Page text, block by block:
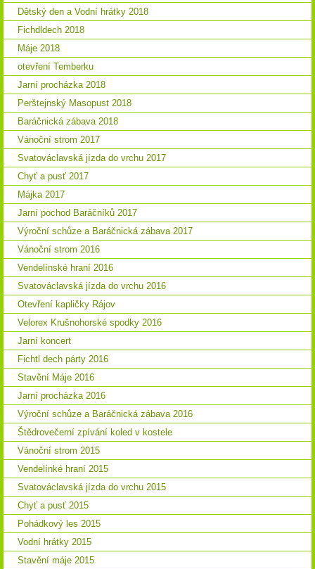
Dětský den a Vodní hrátky 2018
Fichdldech 2018
Máje 2018
otevření Temberku
Jarní procházka 2018
Perštejnský Masopust 2018
Baráčnická zábava 2018
Vánoční strom 2017
Svatováclavská jízda do vrchu 2017
Chyť a pusť 2017
Májka 2017
Jarní pochod Baráčníků 2017
Výroční schůze a Baráčnická zábava 2017
Vánoční strom 2016
Vendelínské hraní 2016
Svatováclavská jízda do vrchu 2016
Otevření kapličky Rájov
Velorex Krušnohorské spodky 2016
Jarní koncert
Fichtl dech párty 2016
Stavění Máje 2016
Jarní procházka 2016
Výroční schůze a Baráčnická zábava 2016
Štědrovečerní zpívání koled v kostele
Vánoční strom 2015
Vendelínké hraní 2015
Svatováclavská jízda do vrchu 2015
Chyť a pusť 2015
Pohádkový les 2015
Vodní hrátky 2015
Stavění máje 2015